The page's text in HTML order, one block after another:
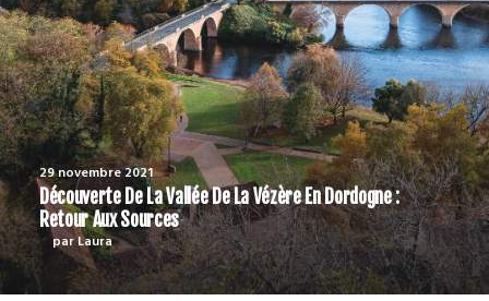
29 novembre 2021
Découverte De La Vallée De La Vézère En Dordogne :
Retour Aux Sources
par Laura